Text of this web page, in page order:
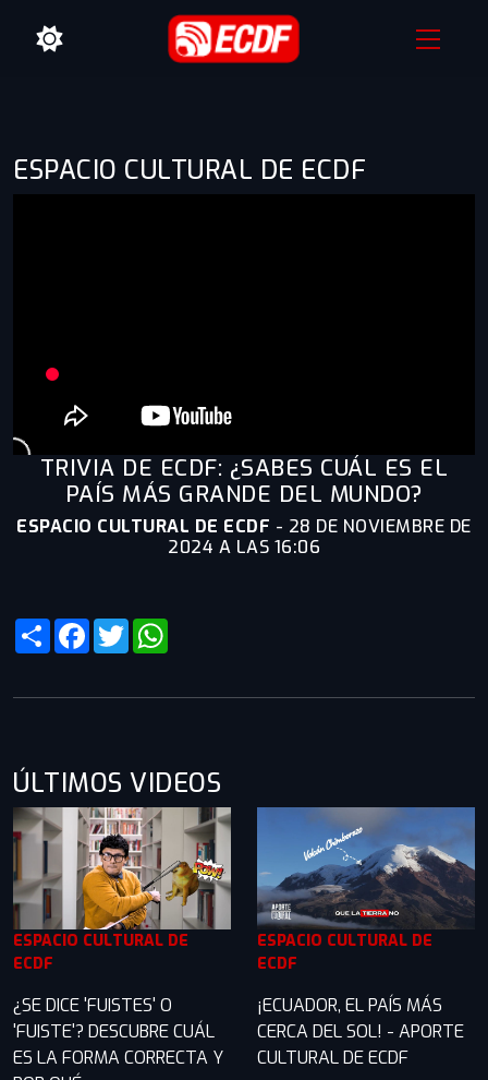
ESPACIO CULTURAL DE ECDF
TRIVIA DE ECDF: ¿SABES CUÁL ES EL
PAÍS MÁS GRANDE DEL MUNDO?
ESPACIO CULTURAL DE ECDF - 28 DE NOVIEMBRE DE
2024 A LAS 16:06
ShareFacebook
Twitter
ÚLTIMOS VIDEOS
ESPACIO CULTURAL DE
ECDF
¿SE DICE 'FUISTES' O
'FUISTE'? DESCUBRE CUÁL
ES LA FORMA CORRECTA Y
ESPACIO CULTURAL DE
ECDF
¡ECUADOR, EL PAÍS MÁS
CERCA DEL SOL! - APORTE
CULTURAL DE ECDF